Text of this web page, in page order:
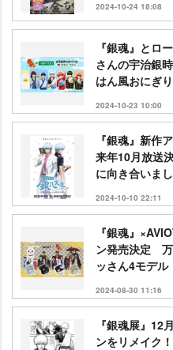
2024-10-24 18:08
『銀魂』とロ
さんの宇治銀
はん風おにぎ
2024-10-23 10:00
『銀魂』新作
来年10月放送
に向き合いま
2024-10-10 22:11
『銀魂』
ン発売決定 万
ッさん4モデル
2024-08-30 11:16
『銀魂展』
ンをリメイク